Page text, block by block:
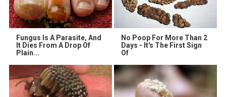
Fungus Is A Parasite, And
It Dies From A Drop Of
Plain...
No Poop For More Than 2
Days - It's The First Sign
Of